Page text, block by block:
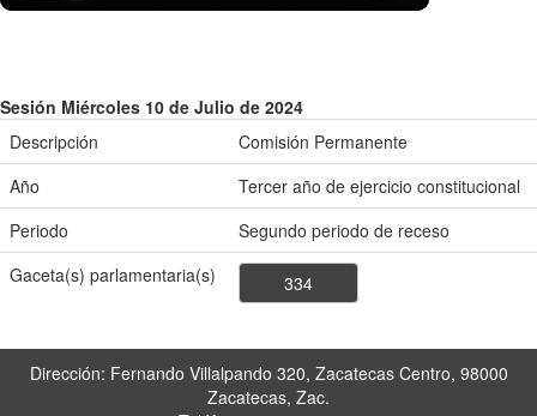
Sesión Miércoles 10 de Julio de 2024
Descripción
Comisión Permanente
Año
Tercer año de ejercicio constitucional
Periodo
Segundo periodo de receso
Gaceta(s) parlamentaria(s)
334
Dirección: Fernando Villalpando 320, Zacatecas Centro, 98000
Zacatecas, Zac.